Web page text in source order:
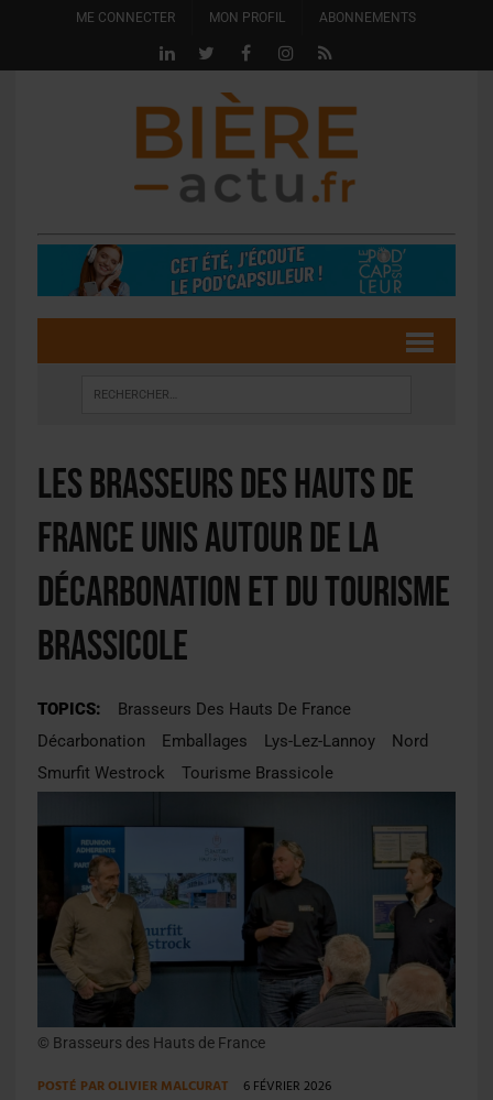
ME CONNECTER MON PROFIL ABONNEMENTS
Les Brasseurs des Hauts de
France unis autour de la
décarbonation et du tourisme
brassicole
TOPICS:
Brasseurs Des Hauts De France
Décarbonation
Emballages Lys-Lez-Lannoy
Nord
Smurfit Westrock
Tourisme Brassicole
© Brasseurs des Hauts de France
POSTÉ PAROLIVIER MALCURAT 6 FÉVRIER 2026